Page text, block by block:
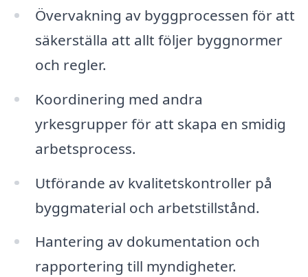
Övervakning av byggprocessen för att
säkerställa att allt följer byggnormer
och regler.
Koordinering med andra
yrkesgrupper för att skapa en smidig
arbetsprocess.
Utförande av kvalitetskontroller på
byggmaterial och arbetstillstånd.
Hantering av dokumentation och
rapportering till myndigheter.